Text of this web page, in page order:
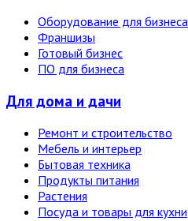
Оборудование для бизнеса
Франшизы
Готовый бизнес
ПО для бизнеса
Для дома и дачи
Ремонт и строительство
Мебель и интерьер
Бытовая техника
Продукты питания
Растения
Посуда и товары для кухни